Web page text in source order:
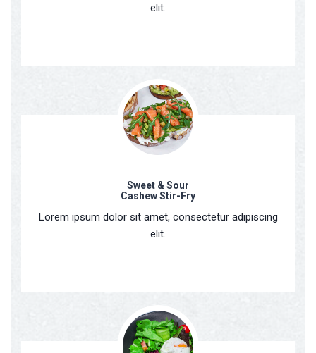
elit.
Sweet & Sour
Cashew Stir-Fry
Lorem ipsum dolor sit amet, consectetur adipiscing
elit.